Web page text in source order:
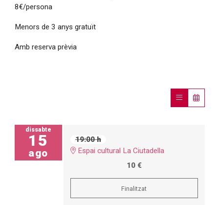
8€/persona
Menors de 3 anys gratuït
Amb reserva prèvia
dissabte
15
ago
19:00 h
Espai cultural La Ciutadella
10 €
Finalitzat